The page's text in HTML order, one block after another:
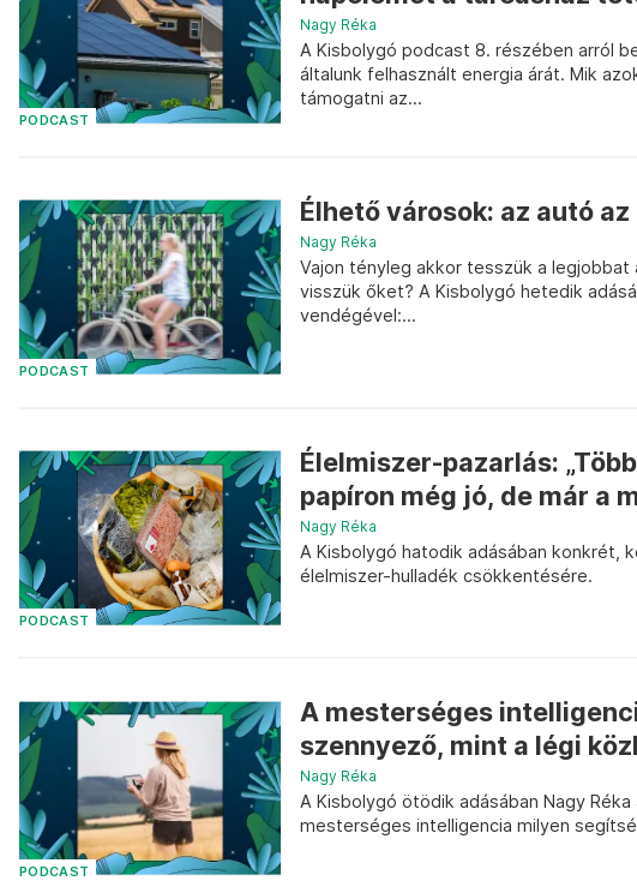
PODCAST
Nagy Réka
A Kisbolygó podcast 8. részében arról
általunk felhasznált energia árát. Mik
támogatni az...
PODCAST
Élhető városok: az autó
Nagy Réka
Vajon tényleg akkor tesszük a legjobbat
visszük őket? A Kisbolygó hetedik
vendégével:...
PODCAST
Élelmiszer-pazarlás:
papíron még jó, de már a
Nagy Réka
A Kisbolygó hatodik adásában konkrét,
élelmiszer-hulladék csökkentésére.
PODCAST
A mesterséges
szennyező, mint a légi
Nagy Réka
A Kisbolygó ötödik adásában Nagy
mesterséges intelligencia milyen